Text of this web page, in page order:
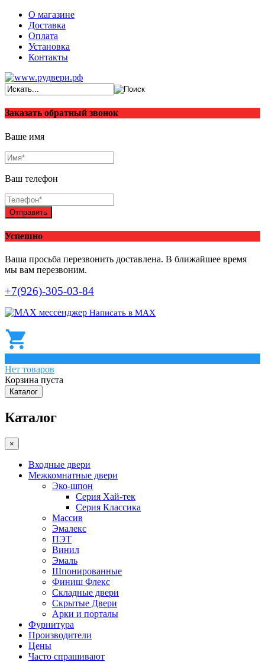
О магазине
Доставка
Оплата
Установка
Контакты
Заказать обратный звонок
Ваше имя
Ваш телефон
Отправить
Успешно
Ваша просьба перезвонить доставлена. В ближайшее время
мы вам перезвоним.
+7(926)-305-03-84
Написать в МАХ
Нет товаров
Корзина пуста
Каталог
Каталог
×
Входные двери
Межкомнатные двери
Эко-шпон
Серия Хай-тек
Серия Классика
Массив
Эмалекс
ПЭТ
Винил
Эмаль
Шпонированные
Финиш Флекс
Складные двери
Скрытые Двери
Арки и порталы
Фурнитура
Производители
Цены
Часто спрашивают